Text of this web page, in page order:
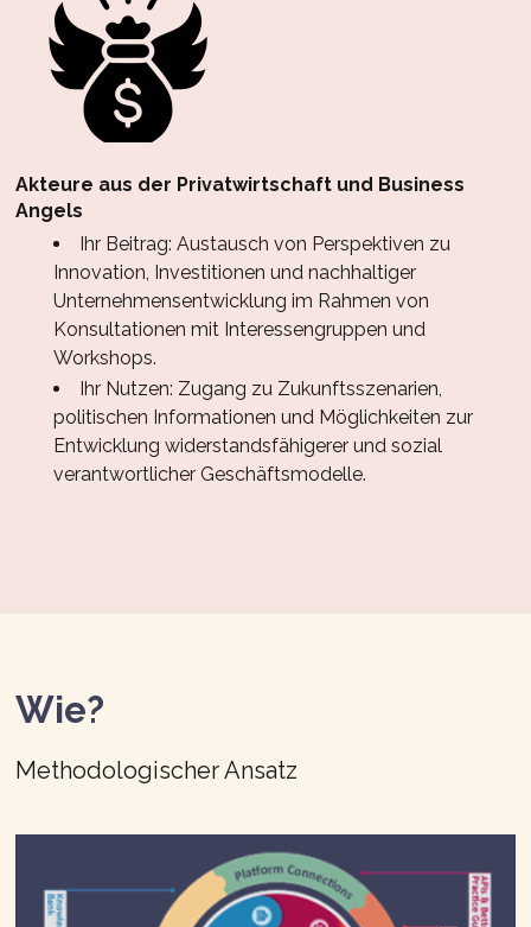
Akteure aus der Privatwirtschaft und Business
Angels
Ihr Beitrag: Austausch von Perspektiven zu
Innovation, Investitionen und nachhaltiger
Unternehmensentwicklung im Rahmen von
Konsultationen mit Interessengruppen und
Workshops.
Ihr Nutzen: Zugang zu Zukunftsszenarien,
politischen Informationen und Möglichkeiten zur
Entwicklung widerstandsfähigerer und sozial
verantwortlicher Geschäftsmodelle.
Wie?
Methodologischer Ansatz